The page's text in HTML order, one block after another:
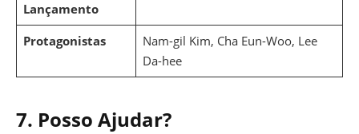
Lançamento
Protagonistas
Nam-gil Kim, Cha Eun-Woo, Lee
Da-hee
7. Posso Ajudar?